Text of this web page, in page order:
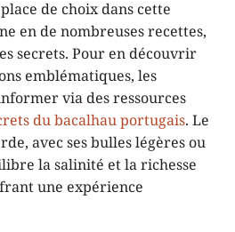
de choix dans cette
en de nombreuses recettes,
secrets. Pour en découvrir
emblématiques, les
via des ressources
du bacalhau portugais. Le
avec ses bulles légères ou
la salinité et la richesse
une expérience